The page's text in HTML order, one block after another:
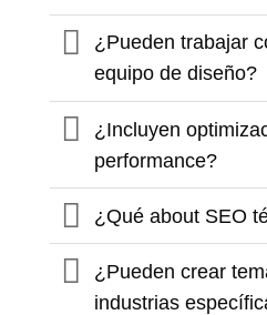
¿Pueden trabajar
equipo de diseño?
¿Incluyen
performance?
¿Qué about SEO
¿Pueden crear
industrias